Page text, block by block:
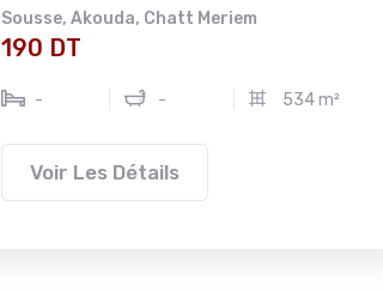
Sousse, Akouda, Chatt Meriem
190 DT
- - 534 m²
Voir Les Détails